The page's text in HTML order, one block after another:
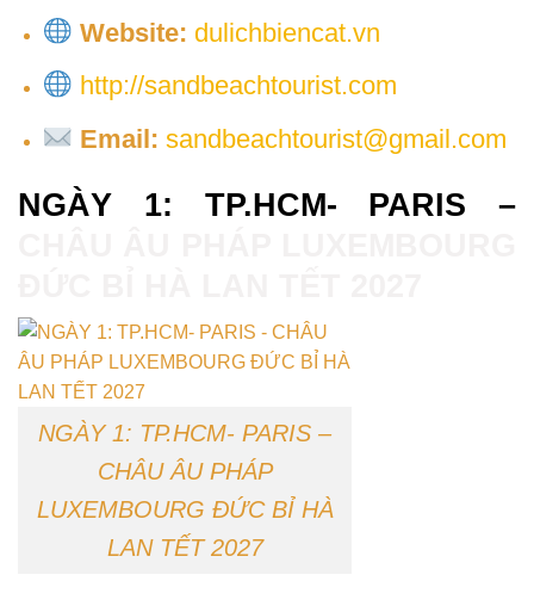
Website: dulichbiencat.vn
http://sandbeachtourist.com
Email: sandbeachtourist@gmail.com
NGÀY 1: TP.HCM- PARIS –
NGÀY 1: TP.HCM- PARIS –
CHÂU ÂU PHÁP
LUXEMBOURG ĐỨC BỈ HÀ
LAN TẾT 2027